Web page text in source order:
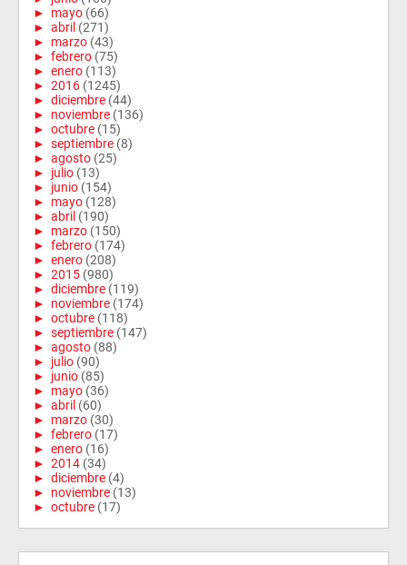
► mayo (66)
► abril (271)
► marzo (43)
► febrero (75)
► enero (113)
► 2016 (1245)
► diciembre (44)
► noviembre (136)
► octubre (15)
► septiembre (8)
► agosto (25)
► julio (13)
► junio (154)
► mayo (128)
► abril (190)
► marzo (150)
► febrero (174)
► enero (208)
► 2015 (980)
► diciembre (119)
► noviembre (174)
► octubre (118)
► septiembre (147)
► agosto (88)
► julio (90)
► junio (85)
► mayo (36)
► abril (60)
► marzo (30)
► febrero (17)
► enero (16)
► 2014 (34)
► diciembre (4)
► noviembre (13)
► octubre (17)